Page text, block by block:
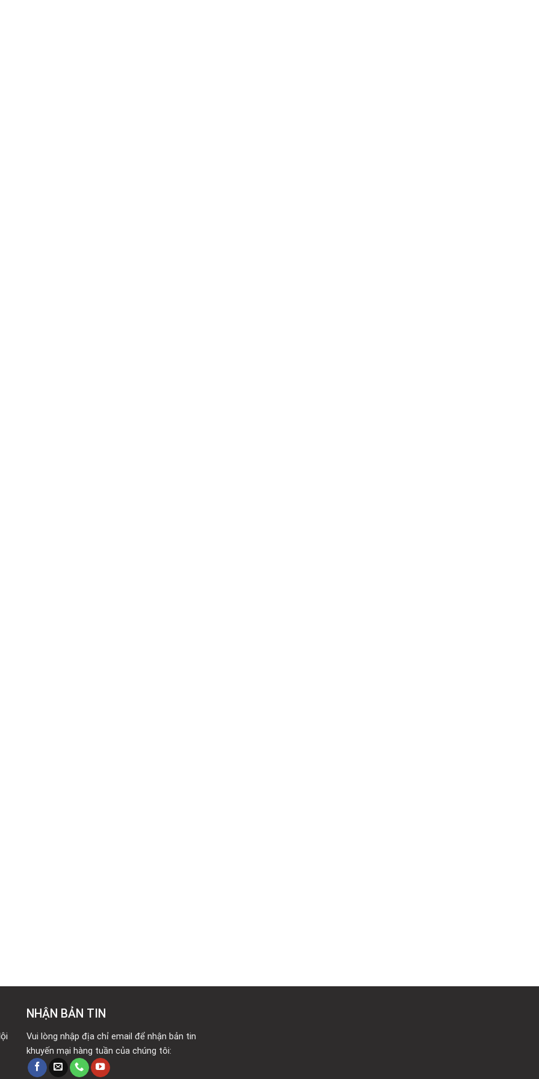
NHẬN BẢN TIN
Vui lòng nhập địa chỉ email để nhận bản tin
khuyến mại hàng tuần của chúng tôi: